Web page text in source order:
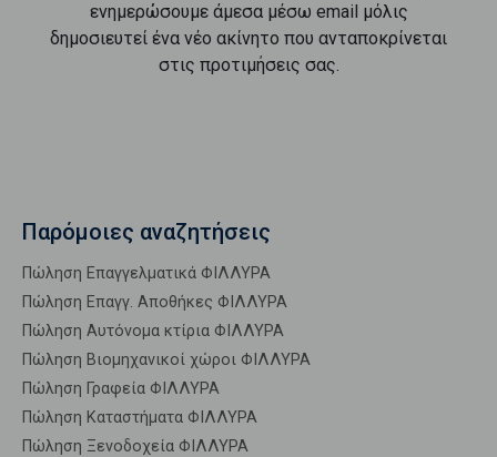
ενημερώσουμε άμεσα μέσω email μόλις
δημοσιευτεί ένα νέο ακίνητο που ανταποκρίνεται
στις προτιμήσεις σας.
Παρόμοιες αναζητήσεις
Πώληση Επαγγελματικά ΦΙΛΛΥΡΑ
Πώληση Επαγγ. Αποθήκες ΦΙΛΛΥΡΑ
Πώληση Αυτόνομα κτίρια ΦΙΛΛΥΡΑ
Πώληση Βιομηχανικοί χώροι ΦΙΛΛΥΡΑ
Πώληση Γραφεία ΦΙΛΛΥΡΑ
Πώληση Καταστήματα ΦΙΛΛΥΡΑ
Πώληση Ξενοδοχεία ΦΙΛΛΥΡΑ